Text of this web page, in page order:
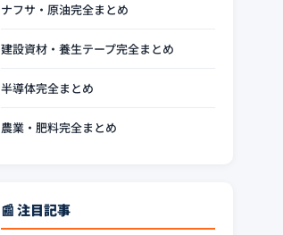
ナフサ・原油完全まとめ
建設資材・養生テープ完全まとめ
半導体完全まとめ
農業・肥料完全まとめ
📰 注目記事